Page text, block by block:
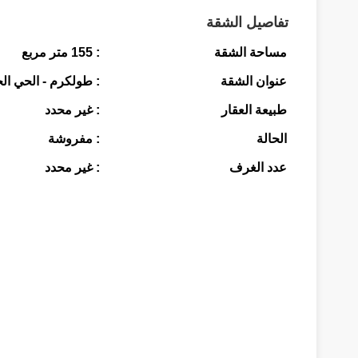
تفاصيل الشقة
مساحة الشقة : 155 متر مربع
عنوان الشقة : طولكرم - الحي
طبيعة العقار : غير محدد
الحالة : مفروشة
عدد الغرف : غير محدد